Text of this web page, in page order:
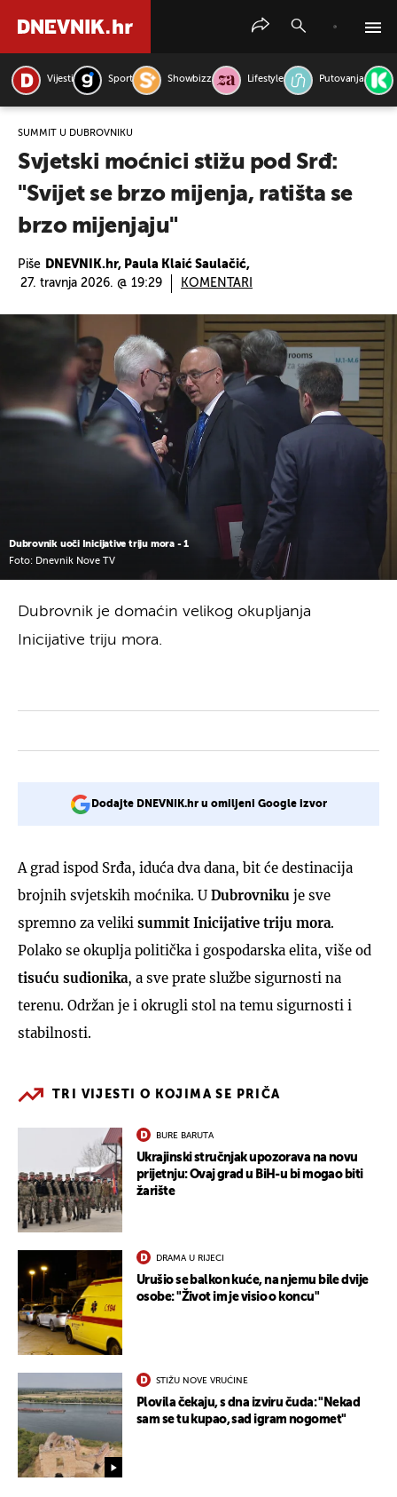
Vijesti Sport Showbizz Lifestyle Putovanja
SUMMIT U DUBROVNIKU
Svjetski moćnici stižu pod Srđ:
"Svijet se brzo mijenja, ratišta se
brzo mijenjaju"
Piše DNEVNIK.hr, Paula Klaić Saulačić,
27. travnja 2026. @ 19:29
KOMENTARI
Dubrovnik uoči Inicijative triju mora - 1
Foto: Dnevnik Nove TV
Dubrovnik je domaćin velikog okupljanja
Inicijative triju mora.
Dodajte DNEVNIK.hr u omiljeni Google izvor
A grad ispod Srđa, iduća dva dana, bit će destinacija
brojnih svjetskih moćnika. U Dubrovniku je sve
spremno za veliki summit Inicijative triju mora.
Polako se okuplja politička i gospodarska elita, više od
tisuću sudionika, a sve prate službe sigurnosti na
terenu. Održan je i okrugli stol na temu sigurnosti i
stabilnosti.
TRI VIJESTI O KOJIMA SE PRIČA
BURE BARUTA
Ukrajinski stručnjak upozorava na novu
prijetnju: Ovaj grad u BiH-u bi mogao biti
žarište
DRAMA U RIJECI
Urušio se balkon kuće, na njemu bile dvije
osobe: "Život im je visio o koncu"
STIŽU NOVE VRUĆINE
Plovila čekaju, s dna izviru čuda: "Nekad
sam se tu kupao, sad igram nogomet"
PRETRAŽITE VIJESTI